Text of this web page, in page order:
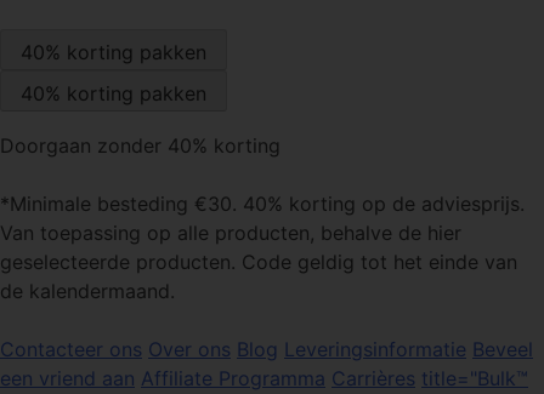
Doorgaan zonder 40% korting
*Minimale besteding €30. 40% korting op de adviesprijs.
Van toepassing op alle producten, behalve de hier
geselecteerde producten. Code geldig tot het einde van
de kalendermaand.
Contacteer ons Over ons Blog Leveringsinformatie Beveel
een vriend aan Affiliate Programma Carrières title="Bulk™